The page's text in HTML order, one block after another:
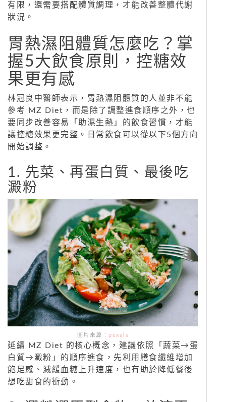
有限，還需要搭配體質調理，才能改善整體代謝
狀況。
胃熱濕阻體質怎麼吃？掌
握5大飲食原則，控糖效
果更有感
林冠良中醫師表示，胃熱濕阻體質的人並非不能
參考 MZ Diet，而是除了調整進食順序之外，也
要同步改善容易「助濕生熱」的飲食習慣，才能
讓控糖效果更完整。日常飲食可以從以下5個方向
開始調整。
1. 先菜、再蛋白質、最後吃
澱粉
圖片來源： pexels
延續 MZ Diet 的核心概念，建議依照「蔬菜→蛋
白質→澱粉」的順序進食，先利用膳食纖維增加
飽足感、減緩血糖上升速度，也有助於降低餐後
想吃甜食的衝動。